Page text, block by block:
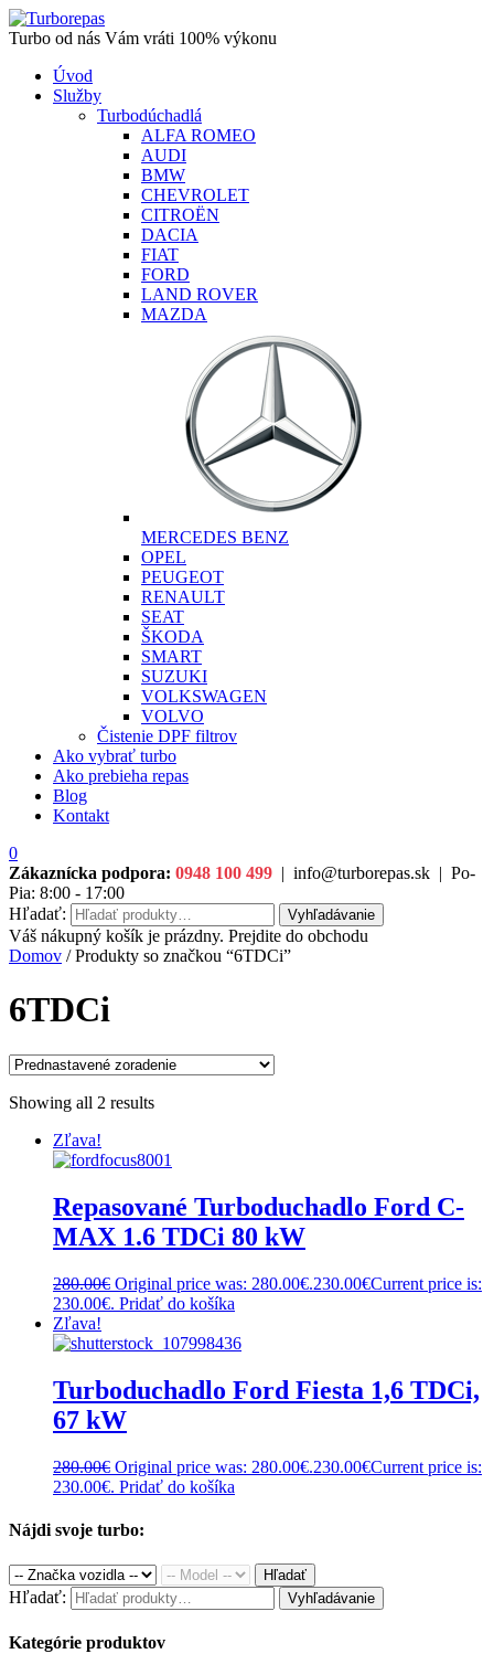
Turbo od nás Vám vráti 100% výkonu
Úvod
Služby
Turbodúchadlá
ALFA ROMEO
AUDI
BMW
CHEVROLET
CITROËN
DACIA
FIAT
FORD
LAND ROVER
MAZDA
MERCEDES BENZ
OPEL
PEUGEOT
RENAULT
SEAT
ŠKODA
SMART
SUZUKI
VOLKSWAGEN
VOLVO
Čistenie DPF filtrov
Ako vybrať turbo
Ako prebieha repas
Blog
Kontakt
0
Zákaznícka podpora: 0948 100 499 | info@turborepas.sk | Po-
Pia: 8:00 - 17:00
Hľadať:
Vyhľadávanie
Váš nákupný košík je prázdny. Prejdite do obchodu
Domov / Produkty so značkou “6TDCi”
6TDCi
Showing all 2 results
Zľava!
Repasované Turboduchadlo Ford C-
MAX 1.6 TDCi 80 kW
280.00€ Original price was: 280.00€.230.00€Current price is:
230.00€. Pridať do košíka
Zľava!
Turboduchadlo Ford Fiesta 1,6 TDCi,
67 kW
280.00€ Original price was: 280.00€.230.00€Current price is:
230.00€. Pridať do košíka
Nájdi svoje turbo:
Hľadať
Hľadať: Vyhľadávanie
Kategórie produktov